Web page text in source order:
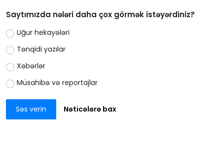
Saytımızda nələri daha çox görmək istəyərdiniz?
Uğur hekayələri
Tənqidi yazılar
Xəbərlər
Müsahibə və reportajlar
Səs verin Nəticələrə bax